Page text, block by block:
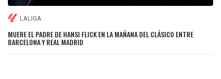
LALIGA
MUERE EL PADRE DE HANSI FLICK EN LA MAÑANA DEL CLÁSICO ENTRE
BARCELONA Y REAL MADRID